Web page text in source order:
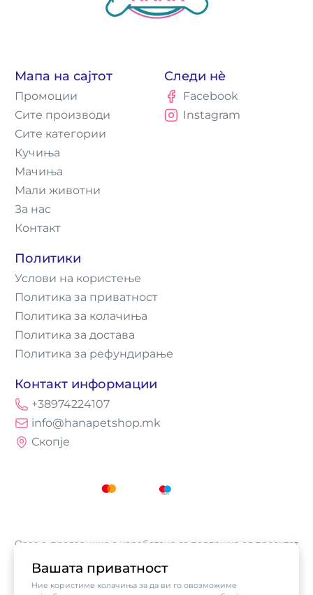
Вашата приватност
Ние користиме колачиња за да ви го овозможиме
Мапа на сајтот
Промоции
Сите производи
Сите категории
Кучиња
Мачиња
Мали животни
За нас
Контакт
Политики
Услови на користење
Политика за приватност
Политика за колачиња
Политика за достава
Политика за рефундирање
Контакт информации
+38974224107
info@hanapetshop.mk
Скопје
Следи нè
Facebook
Instagram
Оваа е-продавница е изработена со поддршка од проектот
„Е-трговија: Супермоќ за локалните бизниси vol.2",
кој е имплементиран од